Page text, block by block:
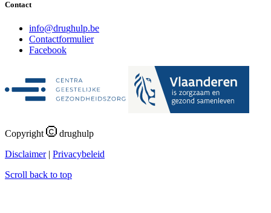
Contact
info@drughulp.be
Contactformulier
Facebook
Copyright
drughulp
Disclaimer| Privacybeleid
Scroll back to top